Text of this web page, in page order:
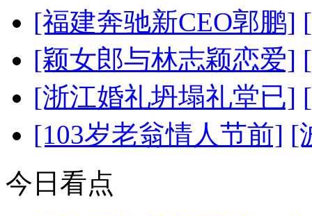
[福建奔驰新CEO郭鹏]
[颖女郎与林志颖恋爱]
[浙江婚礼坍塌礼堂已]
[103岁老翁情人节前] [
今日看点